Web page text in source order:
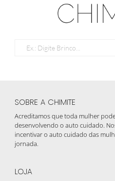
SOBRE A CHIMITE
Acreditamos que toda mulher
desenvolvendo o auto cuidado.
incentivar o auto cuidado das
jornada.
LOJA